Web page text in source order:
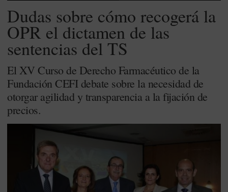
Dudas sobre cómo recogerá la
OPR el dictamen de las
sentencias del TS
El XV Curso de Derecho Farmacéutico de la
Fundación CEFI debate sobre la necesidad de
otorgar agilidad y transparencia a la fijación de
precios.